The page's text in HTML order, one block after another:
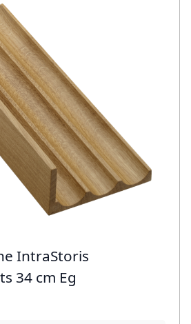
IntraStoris
34 cm Eg